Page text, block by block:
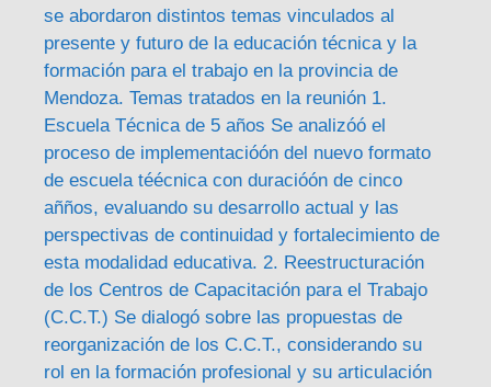
se abordaron distintos temas vinculados al
presente y futuro de la educación técnica y la
formación para el trabajo en la provincia de
Mendoza. Temas tratados en la reunión 1.
Escuela Técnica de 5 años Se analizóó el
proceso de implementacióón del nuevo formato
de escuela téécnica con duracióón de cinco
añños, evaluando su desarrollo actual y las
perspectivas de continuidad y fortalecimiento de
esta modalidad educativa. 2. Reestructuración
de los Centros de Capacitación para el Trabajo
(C.C.T.) Se dialogó sobre las propuestas de
reorganización de los C.C.T., considerando su
rol en la formación profesional y su articulación